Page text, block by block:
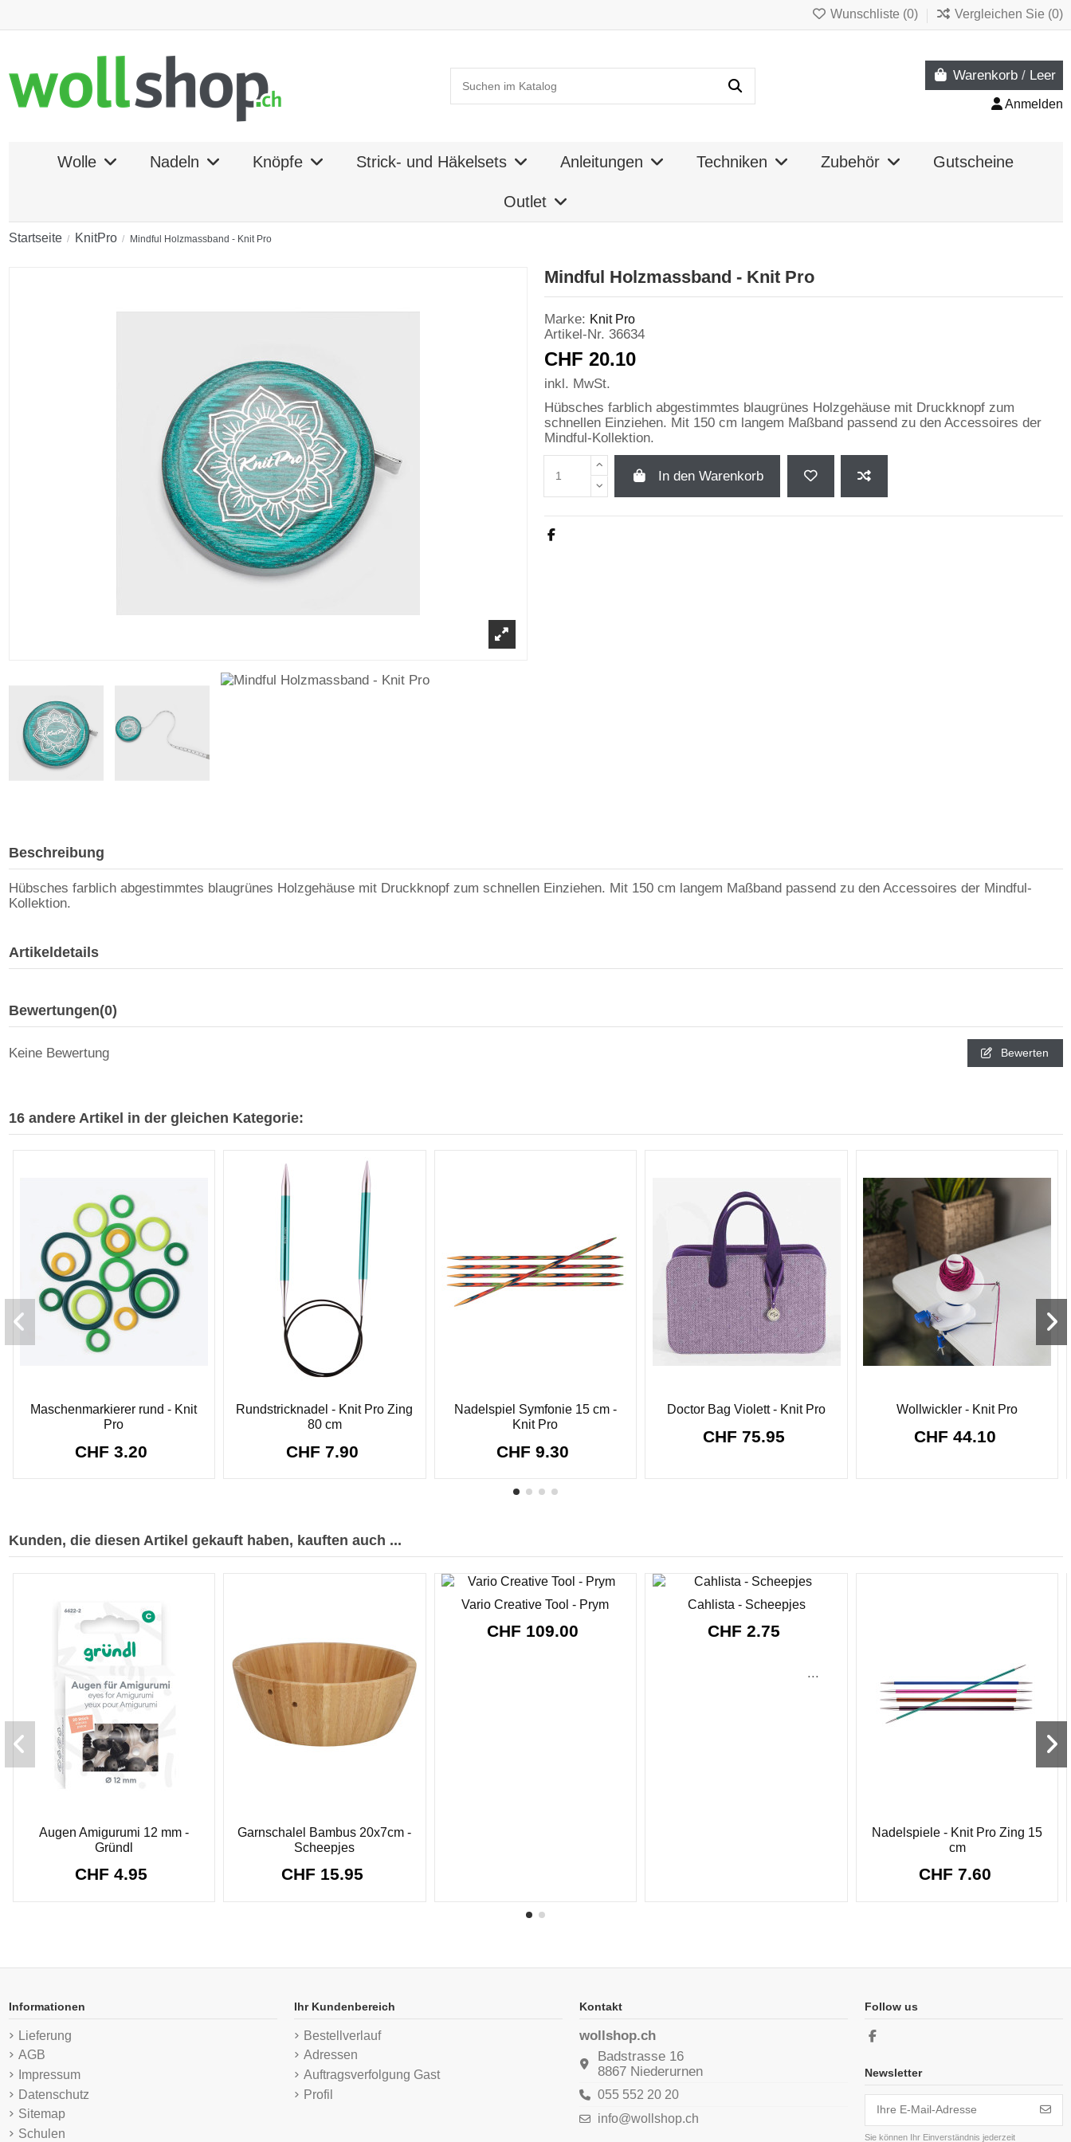
Wunschliste (0) Vergleichen Sie (0)
Warenkorb / Leer
Anmelden
Wolle Nadeln Knöpfe Strick- und Häkelsets Anleitungen Techniken Zubehör Gutscheine
Outlet
Startseite KnitPro Mindful Holzmassband - Knit Pro
Mindful Holzmassband - Knit Pro
Marke: Knit Pro
Artikel-Nr. 36634
CHF 20.10
inkl. MwSt.
Hübsches farblich abgestimmtes blaugrünes Holzgehäuse mit Druckknopf zum
schnellen Einziehen. Mit 150 cm langem Maßband passend zu den Accessoires der
Mindful-Kollektion.
In den Warenkorb
Beschreibung
Hübsches farblich abgestimmtes blaugrünes Holzgehäuse mit Druckknopf zum schnellen Einziehen. Mit 150 cm langem Maßband passend zu den Accessoires der Mindful-
Kollektion.
Artikeldetails
Bewertungen(0)
Keine Bewertung Bewerten
16 andere Artikel in der gleichen Kategorie:
Maschenmarkierer rund - Knit
Pro
CHF 3.20
Rundstricknadel - Knit Pro Zing
80 cm
CHF 7.90
Nadelspiel Symfonie 15 cm -
Knit Pro
CHF 9.30
Doctor Bag Violett - Knit Pro
CHF 75.95
Wollwickler - Knit Pro
CHF 44.10
Kunden, die diesen Artikel gekauft haben, kauften auch ...
Augen Amigurumi 12 mm -
Gründl
CHF 4.95
Garnschalel Bambus 20x7cm -
Scheepjes
CHF 15.95
Vario Creative Tool - Prym
CHF 109.00
Cahlista - Scheepjes
CHF 2.75
...
Nadelspiele - Knit Pro Zing 15
cm
CHF 7.60
Informationen
Lieferung
AGB
Impressum
Datenschutz
Sitemap
Schulen
Ihr Kundenbereich
Bestellverlauf
Adressen
Auftragsverfolgung Gast
Profil
Kontakt
wollshop.ch
Badstrasse 16
8867 Niederurnen
055 552 20 20
info@wollshop.ch
Follow us
Newsletter
Sie können Ihr Einverständnis jederzeit